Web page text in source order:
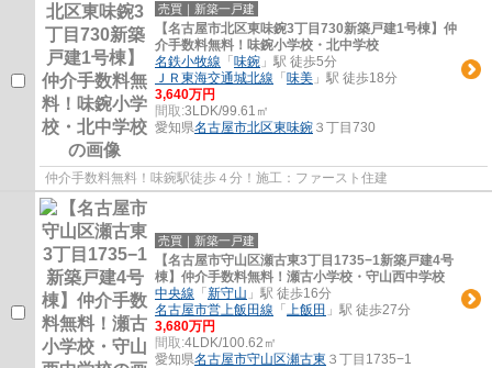
売買｜新築一戸建
【名古屋市北区東味鋺3丁目730新築戸建1号棟】仲
介手数料無料！味鋺小学校・北中学校
名鉄小牧線 「 味鋺 」駅 徒歩5分
ＪＲ東海交通城北線 「 味美 」駅 徒歩18分
3,640万円
間取:3LDK/99.61㎡
愛知県名古屋市北区東味鋺 ３丁目730
仲介手数料無料！味鋺駅徒歩４分！施工：ファースト住建
売買｜新築一戸建
【名古屋市守山区瀬古東3丁目1735−1新築戸建4号
棟】仲介手数料無料！瀬古小学校・守山西中学校
中央線 「 新守山 」駅 徒歩16分
名古屋市営上飯田線 「 上飯田 」駅 徒歩27分
3,680万円
間取:4LDK/100.62㎡
愛知県名古屋市守山区瀬古東 ３丁目1735−1